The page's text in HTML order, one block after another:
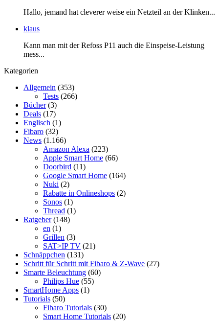
Hallo, jemand hat cleverer weise ein Netzteil an der Klinken...
klaus
Kann man mit der Refoss P11 auch die Einspeise-Leistung
mess...
Kategorien
Allgemein (353)
Tests (266)
Bücher(3)
Deals (17)
Englisch (1)
Fibaro (32)
News (1.166)
Amazon Alexa (223)
Apple Smart Home (66)
Doorbird (11)
Google Smart Home (164)
Nuki (2)
Rabatte in Onlineshops (2)
Sonos (1)
Thread (1)
Ratgeber(148)
en (1)
Grillen (3)
SAT>IP TV (21)
Schnäppchen (131)
Schritt für Schritt mit Fibaro & Z-Wave (27)
Smarte Beleuchtung (60)
Philips Hue (55)
SmartHome Apps (1)
Tutorials (50)
Fibaro Tutorials (30)
Smart Home Tutorials (20)